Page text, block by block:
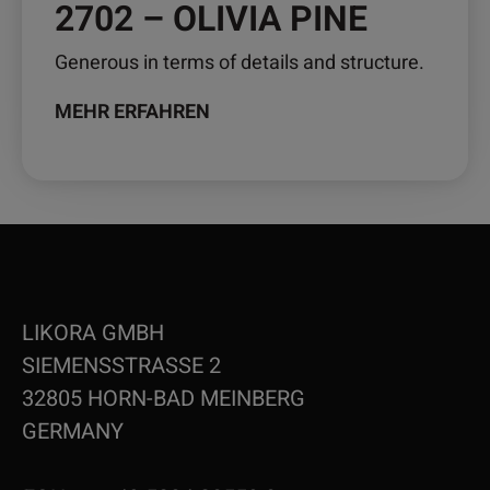
2702 – OLIVIA PINE
Generous in terms of details and structure.
MEHR ERFAHREN
LIKORA GMBH
SIEMENSSTRASSE 2
32805 HORN-BAD MEINBERG
GERMANY